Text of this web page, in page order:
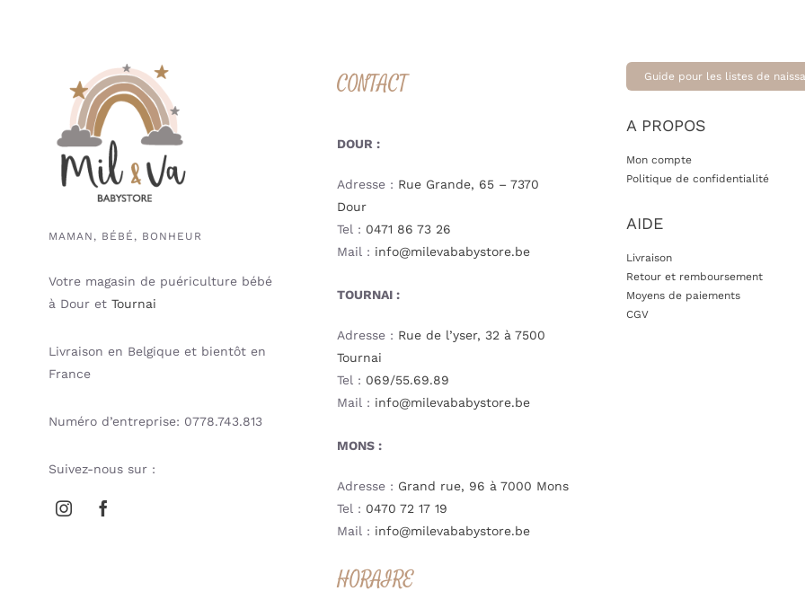
MAMAN, BÉBÉ, BONHEUR
Votre magasin de puériculture bébé
à Dour et Tournai
Livraison en Belgique et bientôt en
France
Numéro d’entreprise: 0778.743.813
Suivez-nous sur :
CONTACT
DOUR :
Adresse : Rue Grande, 65 – 7370
Dour
Tel : 0471 86 73 26
Mail : info@milevababystore.be
TOURNAI :
Adresse : Rue de l’yser, 32 à 7500
Tournai
Tel : 069/55.69.89
Mail : info@milevababystore.be
MONS :
Adresse : Grand rue, 96 à 7000 Mons
Tel : 0470 72 17 19
Mail : info@milevababystore.be
HORAIRE
Guide pour les listes de
A PROPOS
Mon compte
Politique de confidentialité
AIDE
Livraison
Retour et remboursement
Moyens de paiements
CGV